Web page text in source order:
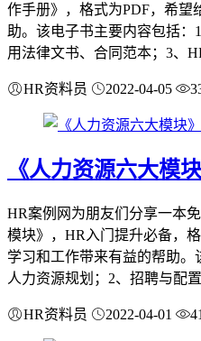
作手册》，格式为PDF，希望
助。该电子书主要内容包括：
用法律文书、合同范本；3、
HR资料员 2022-04-05
《人力资源六大模
HR案例网为朋友们分享一本
模块》，HR入门提升必备，
学习和工作带来有益的帮助。
人力资源规划；2、招聘与配
HR资料员 2022-04-01